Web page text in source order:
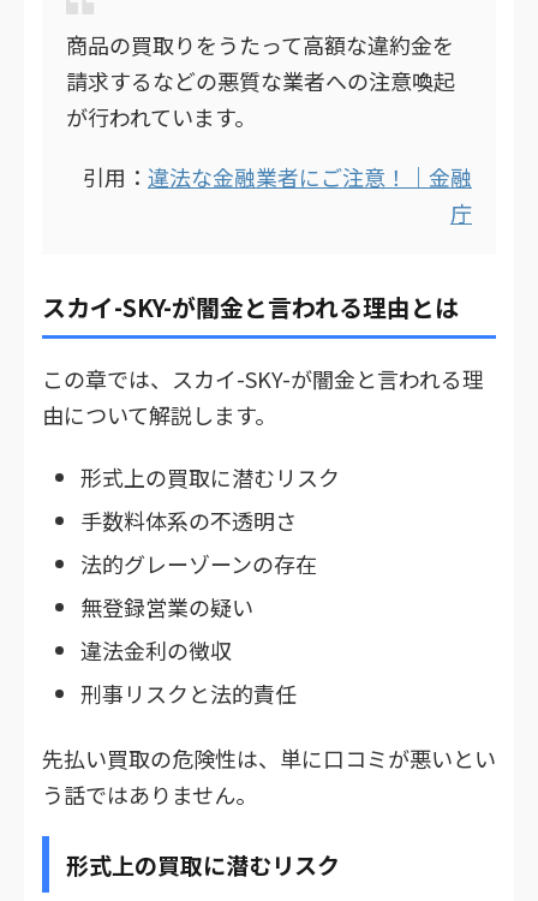
商品の買取りをうたって高額な違約金を
請求するなどの悪質な業者への注意喚起
が行われています。
引用： 違法な金融業者にご注意！｜金融
庁
スカイ-SKY-が闇金と言われる理由とは
この章では、スカイ-SKY-が闇金と言われる理
由について解説します。
形式上の買取に潜むリスク
手数料体系の不透明さ
法的グレーゾーンの存在
無登録営業の疑い
違法金利の徴収
刑事リスクと法的責任
先払い買取の危険性は、単に口コミが悪いとい
う話ではありません。
形式上の買取に潜むリスク